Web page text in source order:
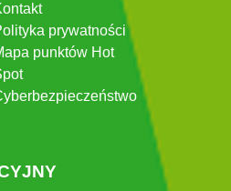
prywatności
punktów Hot